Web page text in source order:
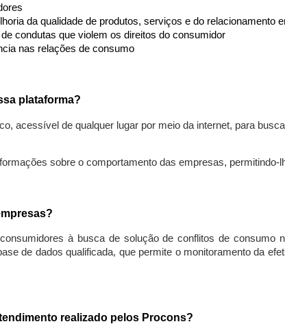
da qualidade de produtos, serviços e do relacionamento
condutas que violem os direitos do consumidor
nas relações de consumo
plataforma?
acessível de qualquer lugar por meio da internet, para
sobre o comportamento das empresas,
à busca de solução de conflitos de consumo
de dados qualificada, que permite o monitoramento da
realizado pelos Procons?